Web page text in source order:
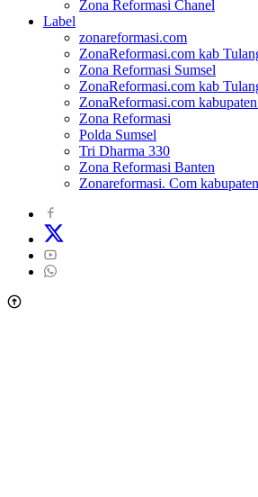
Zona Reformasi Chanel
Label
zonareformasi.com
ZonaReformasi.com kab
Zona Reformasi Sumsel
ZonaReformasi.com kab
ZonaReformasi.com
Zona Reformasi
Polda Sumsel
Tri Dharma 330
Zona Reformasi Banten
Zonareformasi. Com